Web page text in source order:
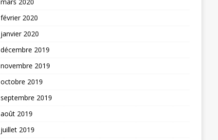
février 2020
janvier 2020
décembre 2019
novembre 2019
octobre 2019
septembre 2019
août 2019
juillet 2019